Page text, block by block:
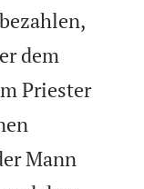
dem
Priester
Mann